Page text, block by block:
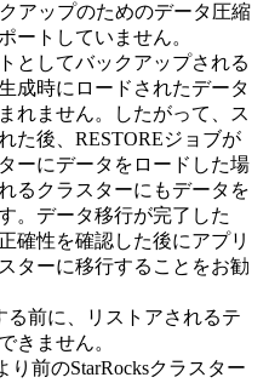
アップのためのデータ圧縮
ートしていません。
としてバックアップされる
成時にロードされたデータ
れません。したがって、ス
た後、RESTOREジョブが
ーにデータをロードした場
るクラスターにもデータを
。データ移行が完了した
確性を確認した後にアプリ
ターに移行することをお勧
る前に、リストアされるテ
きません。
前のStarRocksクラスター